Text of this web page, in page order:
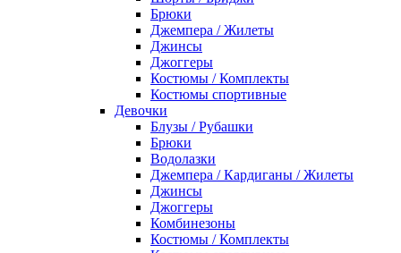
Брюки
Джемпера / Жилеты
Джинсы
Джоггеры
Костюмы / Комплекты
Костюмы спортивные
Девочки
Блузы / Рубашки
Брюки
Водолазки
Джемпера / Кардиганы / Жилеты
Джинсы
Джоггеры
Комбинезоны
Костюмы / Комплекты